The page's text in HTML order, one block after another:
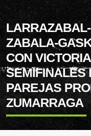
ZABALA-
CON
SEMIFINALES
PAREJAS
ZUMARRAGA